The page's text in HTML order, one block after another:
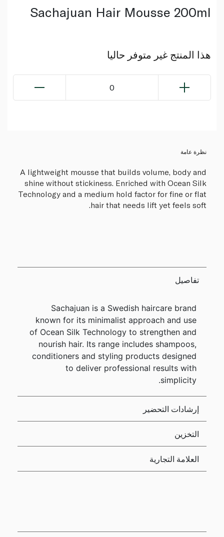
Sachajuan Hair Mousse 200ml
هذا المنتج غير متوفر حاليا
0
نظرة عامة
A lightweight mousse that builds volume, body and
shine without stickiness. Enriched with Ocean Silk
Technology and a medium hold factor for fine or flat
hair that needs lift yet feels soft.
تفاصيل
Sachajuan is a Swedish haircare brand
known for its minimalist approach and use
of Ocean Silk Technology to strengthen and
nourish hair. Its range includes shampoos,
conditioners and styling products designed
to deliver professional results with
simplicity.
إرشادات التحضير
التخزين
العلامة التجارية